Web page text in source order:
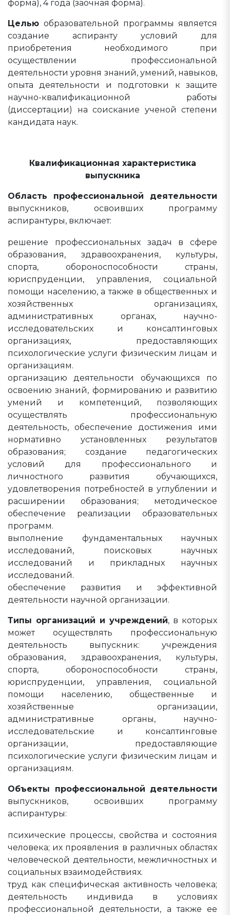
форма), 4 года (заочная форма).
Целью образовательной программы является
создание аспиранту условий для
приобретения необходимого при
осуществлении профессиональной
деятельности уровня знаний, умений, навыков,
опыта деятельности и подготовки к защите
научно-квалификационной работы
(диссертации) на соискание ученой степени
кандидата наук.
Квалификационная характеристика
выпускника
Область профессиональной деятельности
выпускников, освоивших программу
аспирантуры, включает:
решение профессиональных задач в сфере
образования, здравоохранения, культуры,
спорта, обороноспособности страны,
юриспруденции, управления, социальной
помощи населению, а также в общественных и
хозяйственных организациях,
административных органах, научно-
исследовательских и консалтинговых
организациях, предоставляющих
психологические услуги физическим лицам и
организациям.
организацию деятельности обучающихся по
освоению знаний, формированию и развитию
умений и компетенций, позволяющих
осуществлять профессиональную
деятельность, обеспечение достижения ими
нормативно установленных результатов
образования; создание педагогических
условий для профессионального и
личностного развития обучающихся,
удовлетворения потребностей в углублении и
расширении образования; методическое
обеспечение реализации образовательных
программ.
выполнение фундаментальных научных
исследований, поисковых научных
исследований и прикладных научных
исследований.
обеспечение развития и эффективной
деятельности научной организации.
Типы организаций и учреждений, в которых
может осуществлять профессиональную
деятельность выпускник: учреждения
образования, здравоохранения, культуры,
спорта, обороноспособности страны,
юриспруденции, управления, социальной
помощи населению, общественные и
хозяйственные организации,
административные органы, научно-
исследовательские и консалтинговые
организации, предоставляющие
психологические услуги физическим лицам и
организациям.
Объекты профессиональной деятельности
выпускников, освоивших программу
аспирантуры:
психические процессы, свойства и состояния
человека; их проявления в различных областях
человеческой деятельности, межличностных и
социальных взаимодействиях.
труд как специфическая активность человека;
деятельность индивида в условиях
профессиональной деятельности, а также ее